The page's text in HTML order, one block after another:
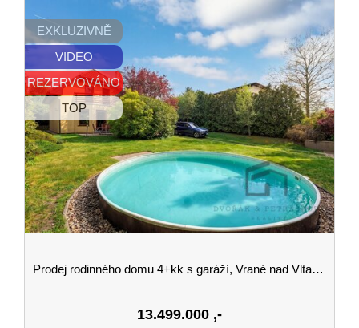
EXKLUZIVNĚ
VIDEO
REZERVOVÁNO
TOP
Prodej rodinného domu 4+kk s garáží, Vrané nad Vltavou
13.499.000 ,-